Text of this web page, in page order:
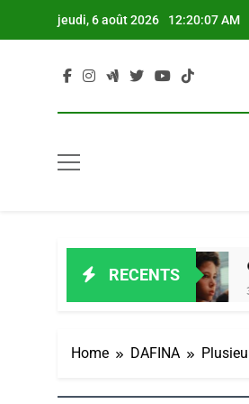
jeudi, 6 août 2026 12:20:08 AM
RECENTS
Oeil
3 Jours Ago
Home DAFINA